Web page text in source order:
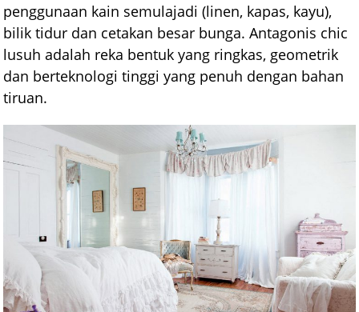
penggunaan kain semulajadi (linen, kapas, kayu),
bilik tidur dan cetakan besar bunga. Antagonis chic
lusuh adalah reka bentuk yang ringkas, geometrik
dan berteknologi tinggi yang penuh dengan bahan
tiruan.